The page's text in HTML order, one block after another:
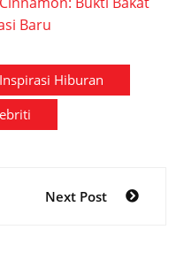
Baru
Inspirasi Hiburan
Next Post